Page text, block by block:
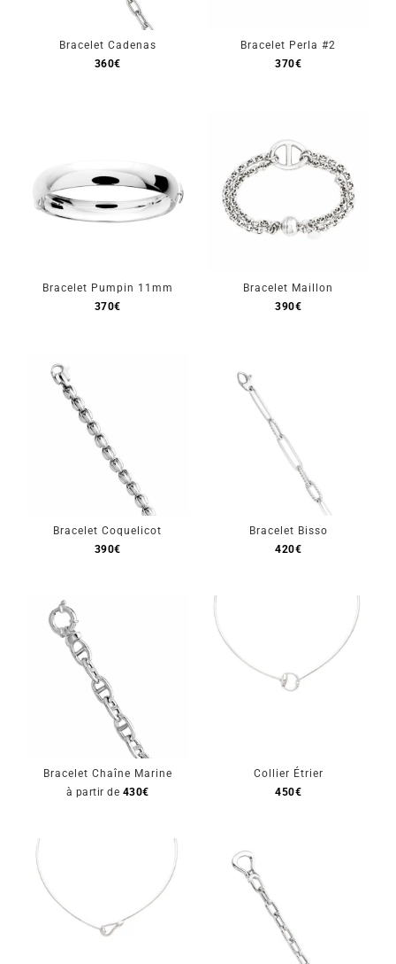
Bracelet Cadenas
360€
Bracelet Perla #2
370€
Bracelet Pumpin 11mm
370€
Bracelet Maillon
390€
Bracelet Coquelicot
390€
Bracelet Bisso
420€
Bracelet Chaîne Marine
à partir de 430€
Collier Étrier
450€